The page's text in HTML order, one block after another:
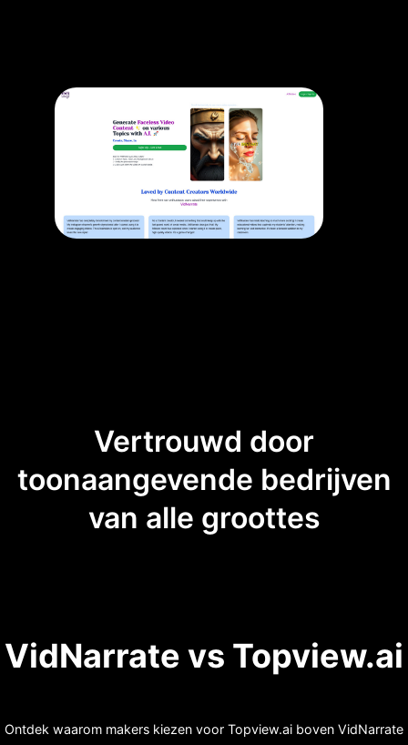
Vertrouwd door
toonaangevende bedrijven
van alle groottes
VidNarrate vs Topview.ai
Ontdek waarom makers kiezen voor Topview.ai boven VidNarrate